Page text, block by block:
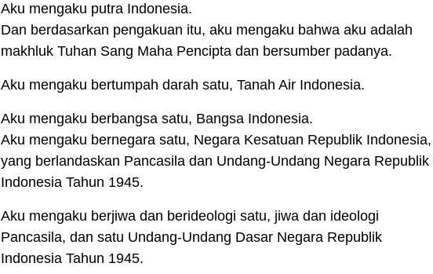
Aku mengaku putra Indonesia.
Dan berdasarkan pengakuan itu, aku mengaku bahwa aku adalah
makhluk Tuhan Sang Maha Pencipta dan bersumber padanya.
Aku mengaku bertumpah darah satu, Tanah Air Indonesia.
Aku mengaku berbangsa satu, Bangsa Indonesia.
Aku mengaku bernegara satu, Negara Kesatuan Republik Indonesia,
yang berlandaskan Pancasila dan Undang-Undang Negara Republik
Indonesia Tahun 1945.
Aku mengaku berjiwa dan berideologi satu, jiwa dan ideologi
Pancasila, dan satu Undang-Undang Dasar Negara Republik
Indonesia Tahun 1945.